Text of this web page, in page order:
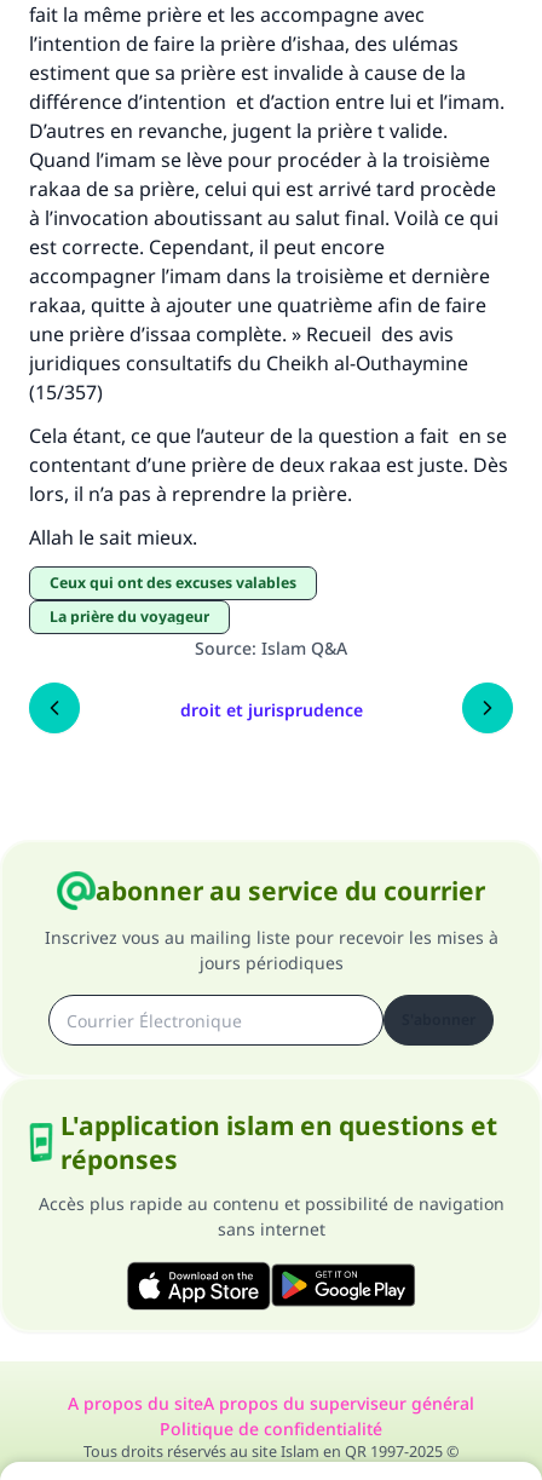
fait la même prière et les accompagne avec
l’intention de faire la prière d’ishaa, des ulémas
estiment que sa prière est invalide à cause de la
différence d’intention et d’action entre lui et l’imam.
D’autres en revanche, jugent la prière t valide.
Quand l’imam se lève pour procéder à la troisième
rakaa de sa prière, celui qui est arrivé tard procède
à l’invocation aboutissant au salut final. Voilà ce qui
est correcte. Cependant, il peut encore
accompagner l’imam dans la troisième et dernière
rakaa, quitte à ajouter une quatrième afin de faire
une prière d’issaa complète. » Recueil des avis
juridiques consultatifs du Cheikh al-Outhaymine
(15/357)
Cela étant, ce que l’auteur de la question a fait en se
contentant d’une prière de deux rakaa est juste. Dès
lors, il n’a pas à reprendre la prière.
Allah le sait mieux.
ceux qui ont des excuses valables
la prière du voyageur
Source: Islam Q&A
droit et jurisprudence
abonner au service du courrier
Inscrivez vous au mailing liste pour recevoir les mises à
jours périodiques
L'application islam en questions et
réponses
Accès plus rapide au contenu et possibilité de navigation
sans internet
A propos du siteA propos du superviseur général
Politique de confidentialité
Tous droits réservés au site Islam en QR 1997-2025 ©
(MOUSLIM 1893)
Soutenez IslamQA